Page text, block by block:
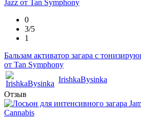
0
3/5
1
Бальзам активатор загара с
от Tan Symphony
IrishkaBysinka
Отзыв